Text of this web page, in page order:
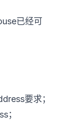
已经可
要求；
；